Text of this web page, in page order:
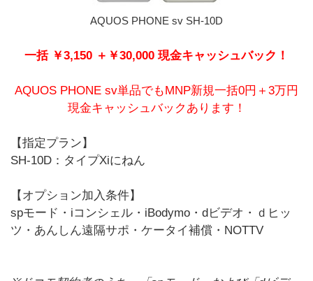
AQUOS PHONE sv SH-10D
一括 ￥3,150 ＋￥30,000 現金キャッシュバック！
AQUOS PHONE sv単品でもMNP新規一括0円＋3万円
現金キャッシュバックあります！
【指定プラン】
SH-10D：タイプXiにねん
【オプション加入条件】
spモード・iコンシェル・iBodymo・dビデオ・ｄヒッ
ツ・あんしん遠隔サポ・ケータイ補償・NOTTV